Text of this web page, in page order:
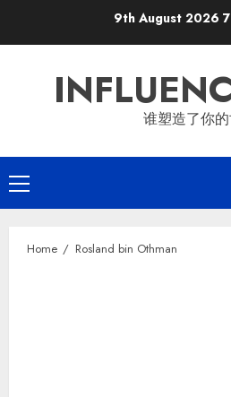
9th August 2026
谁塑造了你
Primary
Menu
Home Rosland bin Othman